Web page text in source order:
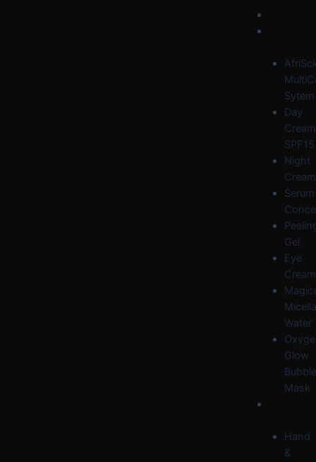
Sytem
Day
Cream
SPF15
Night
Cream
Serum
Gel
Eye
Cream
Water
Glow
Bubble
Mask
Hand
&
Menu